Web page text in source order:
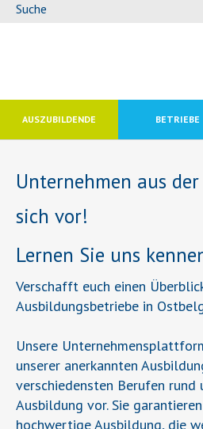
Suche
AUSZUBILDENDE BETRIEBE
Unternehmen aus
sich vor!
Lernen Sie uns
Verschafft euch einen
Ausbildungsbetriebe in
Unsere
unserer anerkannten
verschiedensten Berufen rund
Ausbildung vor. Sie
hochwertige Ausbildung, die